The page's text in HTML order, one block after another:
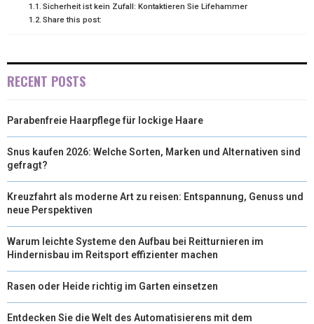
R T
Sicherheit ist kein Zufall: Kontaktieren Sie Lifehammer
Share this post:
RECENT POSTS
Parabenfreie Haarpflege für lockige Haare
Snus kaufen 2026: Welche Sorten, Marken und Alternativen sind
gefragt?
Kreuzfahrt als moderne Art zu reisen: Entspannung, Genuss und
neue Perspektiven
Warum leichte Systeme den Aufbau bei Reitturnieren im
Hindernisbau im Reitsport effizienter machen
Rasen oder Heide richtig im Garten einsetzen
Entdecken Sie die Welt des Automatisierens mit dem